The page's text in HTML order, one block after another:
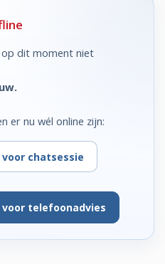
dit moment niet
er nu wél online zijn:
chatsessie
telefoonadvies